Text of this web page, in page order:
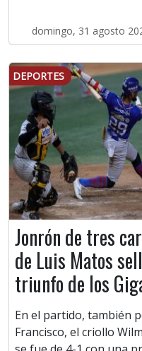
domingo, 31 agosto
DEPORTES
Jonrón de tres
de Luis Matos
triunfo de los
En el partido, también
Francisco, el criollo